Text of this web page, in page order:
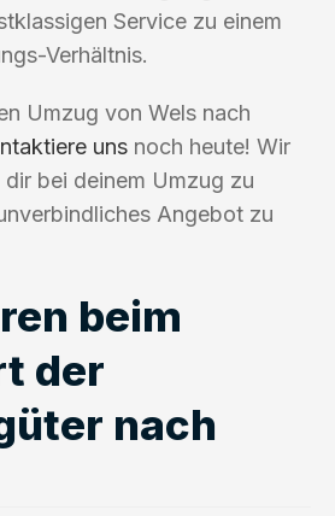
Service zu einem
Verhältnis.
Umzug von Wels nach
uns noch heute! Wir
bei deinem Umzug zu
Angebot zu
beim
der
nach